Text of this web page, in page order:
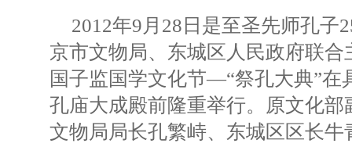
2012年9月28日是至圣先师孔子
京市文物局、东城区人民政府联
国子监国学文化节—“祭孔大典”在
孔庙大成殿前隆重举行。原文化
文物局局长孔繁峙、东城区区长牛